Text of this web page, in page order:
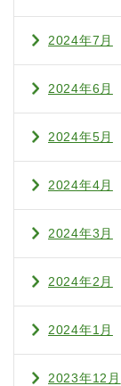
2024年7月
2024年6月
2024年5月
2024年4月
2024年3月
2024年2月
2024年1月
2023年12月